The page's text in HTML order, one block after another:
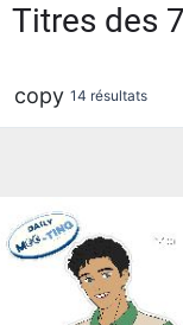
Titres des
copy 14 résultats